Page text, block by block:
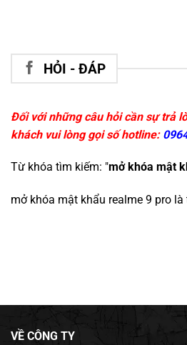
HỎI - ĐÁP
Đối với những câu hỏi cần sự trả
khách vui lòng gọi số hotline:
Từ khóa tìm kiếm: "mở khóa mật
mở khóa mật khẩu realme 9 pro là
VỀ CÔNG TY